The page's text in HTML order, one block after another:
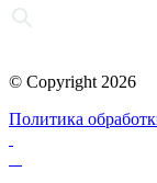
© Copyright 2026
Политика